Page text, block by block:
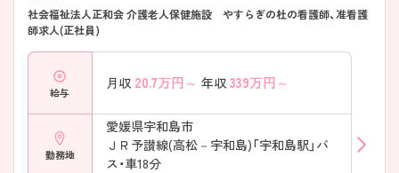
社会福祉法人正和会 介護老人保健施設 やすらぎの杜の看護師、准看護
師求人(正社員)
給与
月収 20.7万円～ 年収 339万円～
勤務地
愛媛県宇和島市
ＪＲ予讃線(高松－宇和島)「宇和島駅」バ
ス・車18分